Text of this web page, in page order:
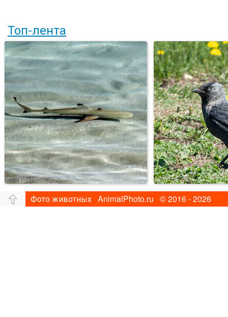
Топ-лента
Фото животных AnimalPhoto.ru © 2016 - 2026